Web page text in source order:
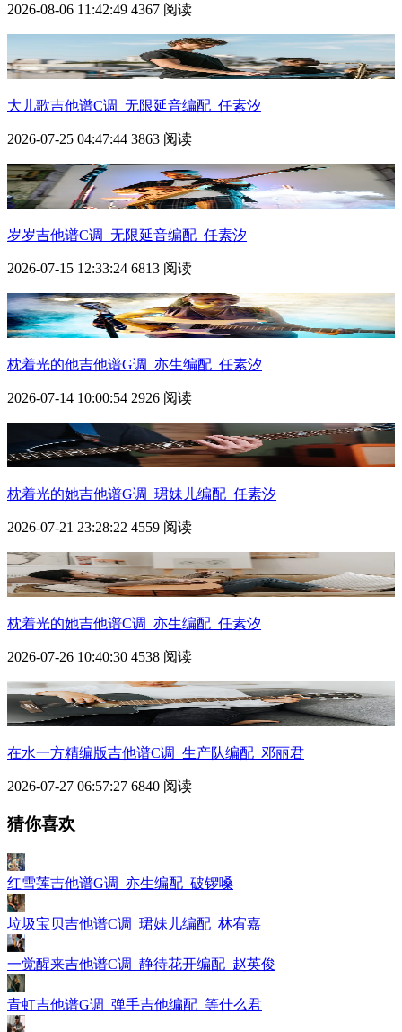
2026-08-06 11:42:49 4367 阅读
大儿歌吉他谱C调_无限延音编配_任素汐
2026-07-25 04:47:44 3863 阅读
岁岁吉他谱C调_无限延音编配_任素汐
2026-07-15 12:33:24 6813 阅读
枕着光的他吉他谱G调_亦生编配_任素汐
2026-07-14 10:00:54 2926 阅读
枕着光的她吉他谱G调_珺妹儿编配_任素汐
2026-07-21 23:28:22 4559 阅读
枕着光的她吉他谱C调_亦生编配_任素汐
2026-07-26 10:40:30 4538 阅读
在水一方精编版吉他谱C调_生产队编配_邓丽君
2026-07-27 06:57:27 6840 阅读
猜你喜欢
红雪莲吉他谱G调_亦生编配_破锣嗓
垃圾宝贝吉他谱C调_珺妹儿编配_林宥嘉
一觉醒来吉他谱C调_静待花开编配_赵英俊
青虹吉他谱G调_弹手吉他编配_等什么君